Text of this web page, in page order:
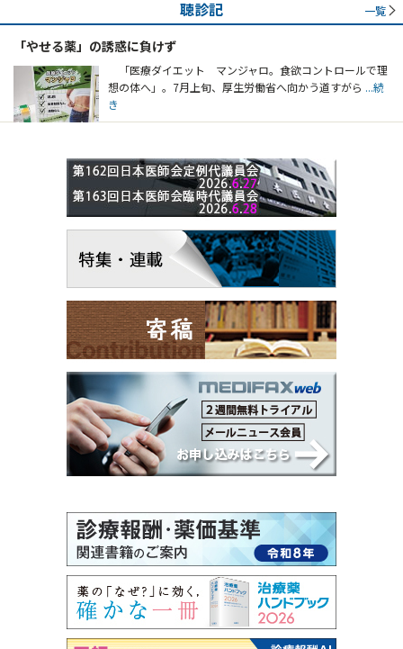
聴診記 一覧
「やせる薬」の誘惑に負けず
「医療ダイエット マンジャロ。食欲コントロールで理
想の体へ」。7月上旬、厚生労働省へ向かう道すがら ...続
き